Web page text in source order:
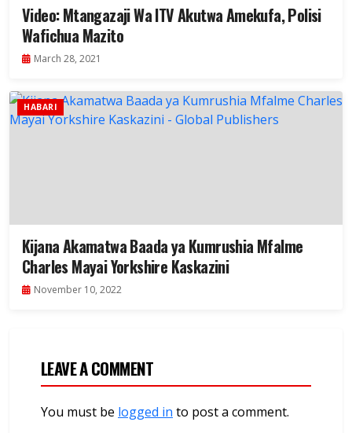
Video: Mtangazaji Wa ITV Akutwa Amekufa, Polisi
Wafichua Mazito
March 28, 2021
HABARI
Kijana Akamatwa Baada ya Kumrushia Mfalme
Charles Mayai Yorkshire Kaskazini
November 10, 2022
LEAVE A COMMENT
You must be logged in to post a comment.